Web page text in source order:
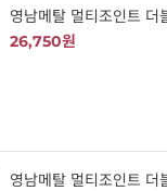
영남메탈 멀티조인트
26,750원
영남메탈 멀티조인트